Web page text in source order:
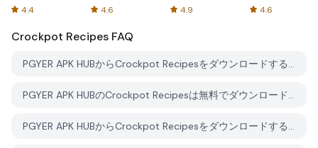
4.4
Spreadsheets
4.6 4.9
AFTVnews
4.6
Crockpot Recipes FAQ
PGYER APK HUBからCrockpot Recipesをダウンロードする方法は？
PGYER APK HUBのCrockpot Recipesは無料でダウンロードできますか？
PGYER APK HUBからCrockpot Recipesをダウンロードするにはアカウントが必要ですか？